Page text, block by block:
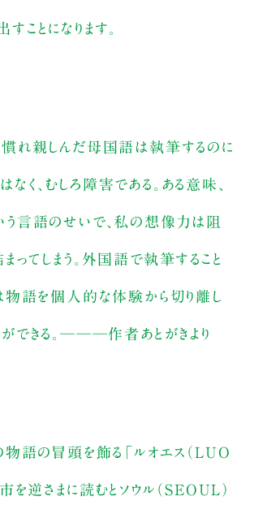
ことになります。
慣れ親しんだ母国語は執筆するのに
く、むしろ障害である。ある意味、
う言語のせいで、私の想像力は阻
ってしまう。外国語で執筆すること
物語を個人的な体験から切り離し
ができる。───作者あとがきより
物語の冒頭を飾る「ルオエス（LUO
を逆さまに読むとソウル（SEOUL）